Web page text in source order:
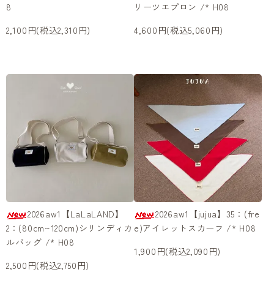
8
2,100円(税込2,310円)
リーツエプロン /* H08
4,600円(税込5,060円)
2026aw1【LaLaLAND】
2：(80cm~120cm)シリンディカ
ルバッグ /* H08
2,500円(税込2,750円)
2026aw1【jujua】35：(fre
e)アイレットスカーフ /* H08
1,900円(税込2,090円)